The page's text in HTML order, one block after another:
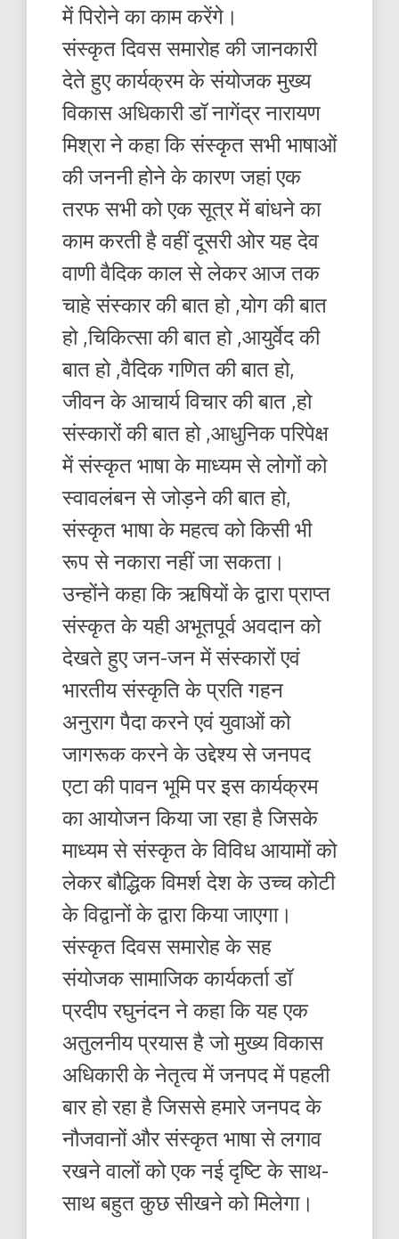
में पिरोने का काम करेंगे।
संस्कृत दिवस समारोह की जानकारी
देते हुए कार्यक्रम के संयोजक मुख्य
विकास अधिकारी डॉ नागेंद्र नारायण
मिश्रा ने कहा कि संस्कृत सभी भाषाओं
की जननी होने के कारण जहां एक
तरफ सभी को एक सूत्र में बांधने का
काम करती है वहीं दूसरी ओर यह देव
वाणी वैदिक काल से लेकर आज तक
चाहे संस्कार की बात हो ,योग की बात
हो ,चिकित्सा की बात हो ,आयुर्वेद की
बात हो ,वैदिक गणित की बात हो,
जीवन के आचार्य विचार की बात ,हो
संस्कारों की बात हो ,आधुनिक परिपेक्ष
में संस्कृत भाषा के माध्यम से लोगों को
स्वावलंबन से जोड़ने की बात हो,
संस्कृत भाषा के महत्व को किसी भी
रूप से नकारा नहीं जा सकता।
उन्होंने कहा कि ऋषियों के द्वारा प्राप्त
संस्कृत के यही अभूतपूर्व अवदान को
देखते हुए जन-जन में संस्कारों एवं
भारतीय संस्कृति के प्रति गहन
अनुराग पैदा करने एवं युवाओं को
जागरूक करने के उद्देश्य से जनपद
एटा की पावन भूमि पर इस कार्यक्रम
का आयोजन किया जा रहा है जिसके
माध्यम से संस्कृत के विविध आयामों को
लेकर बौद्धिक विमर्श देश के उच्च कोटी
के विद्वानों के द्वारा किया जाएगा।
संस्कृत दिवस समारोह के सह
संयोजक सामाजिक कार्यकर्ता डॉ
प्रदीप रघुनंदन ने कहा कि यह एक
अतुलनीय प्रयास है जो मुख्य विकास
अधिकारी के नेतृत्व में जनपद में पहली
बार हो रहा है जिससे हमारे जनपद के
नौजवानों और संस्कृत भाषा से लगाव
रखने वालों को एक नई दृष्टि के साथ-
साथ बहुत कुछ सीखने को मिलेगा।